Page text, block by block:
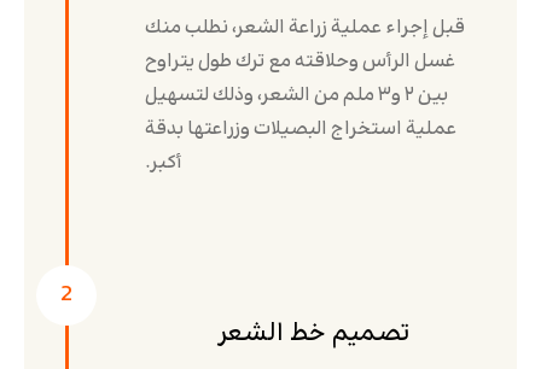
قبل إجراء عملية زراعة الشعر، نطلب منك
غسل الرأس وحلاقته مع ترك طول يتراوح
بين ٢ و٣ ملم من الشعر، وذلك لتسهيل
عملية استخراج البصيلات وزراعتها بدقة
أكبر.
تصميم خط الشعر
2